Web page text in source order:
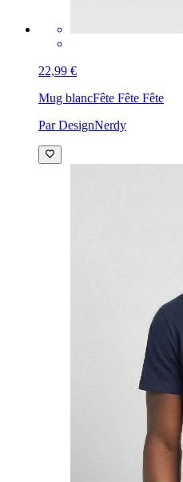
22,99 €
Mug blancFête Fête Fête
Par DesignNerdy